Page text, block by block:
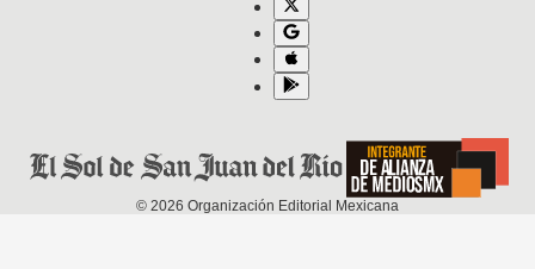
© 2026 Organización Editorial Mexicana